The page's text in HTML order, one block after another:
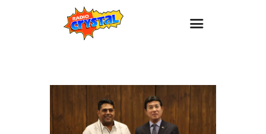
Estaciones
Eventos